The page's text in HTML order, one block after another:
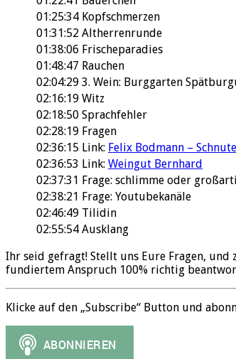
01:25:34 Kopfschmerzen
01:31:52 Altherrenrunde
01:38:06 Frischeparadies
01:48:47 Rauchen
02:04:29 3. Wein: Burggarten
02:16:19 Witz
02:18:50 Sprachfehler
02:28:19 Fragen
02:36:15 Link: Felix Bodmann –
02:36:53 Link: Weingut Bernhard
02:37:31 Frage: schlimme oder
02:38:21 Frage: Youtubekanäle
02:46:49 Tilidin
02:55:54 Ausklang
Ihr seid gefragt! Stellt uns Eure Fragen, und
fundiertem Anspruch 100% richtig
Klicke auf den „Subscribe“ Button und